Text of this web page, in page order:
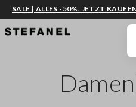
ZUM HAUPTINHALT SPRINGEN
SALE | ALLES -50%. JETZT